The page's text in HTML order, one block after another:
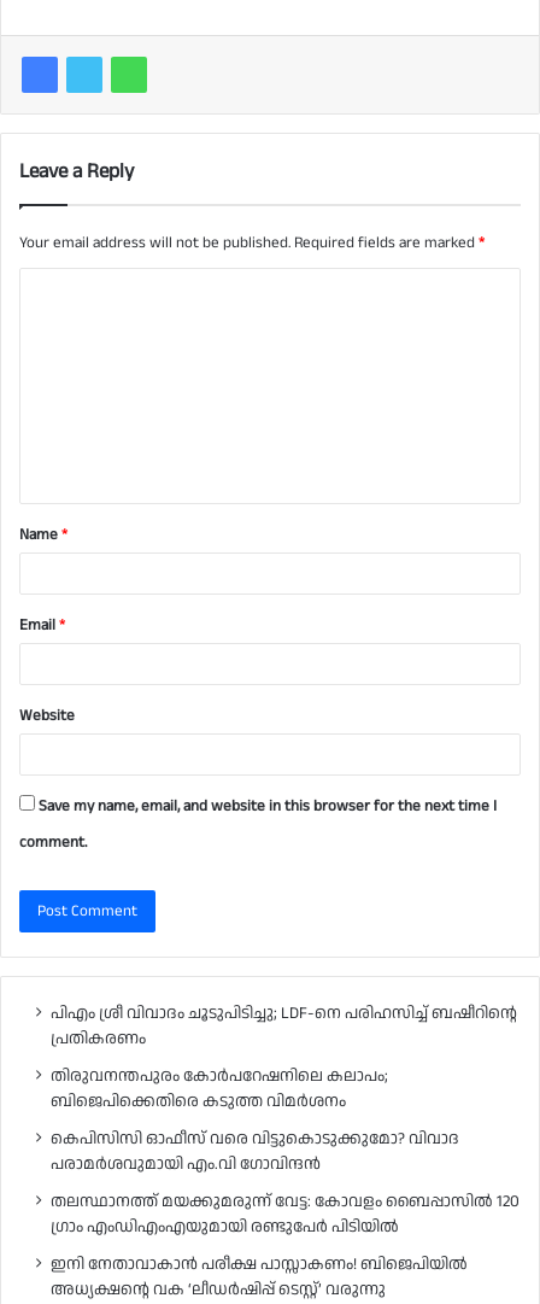
Leave a Reply
Your email address will not be published. Required fields are marked*
t
*Name*
Email*
Website
Save my name, email, and website in this browser for the next time I
comment.
പിഎം ശ്രീ വിവാദം ചൂടുപിടിച്ചു; LDF-നെ പരിഹസിച്ച് ബഷീറിന്റെ
പ്രതികരണം
തിരുവനന്തപുരം കോർപറേഷനിലെ കലാപം;
ബിജെപിക്കെതിരെ കടുത്ത വിമർശനം
കെപിസിസി ഓഫീസ് വരെ വിട്ടുകൊടുക്കുമോ? വിവാദ
പരാമർശവുമായി എം.വി ഗോവിന്ദൻ
തലസ്ഥാനത്ത് മയക്കുമരുന്ന് വേട്ട: കോവളം ബൈപ്പാസിൽ 120
ഗ്രാം എംഡിഎംഎയുമായി രണ്ടുപേർ പിടിയിൽ
ഇനി നേതാവാകാൻ പരീക്ഷ പാസ്സാകണം! ബിജെപിയിൽ
അധ്യക്ഷന്റെ വക ‘ലീഡർഷിപ്പ് ടെസ്റ്റ്’ വരുന്നു